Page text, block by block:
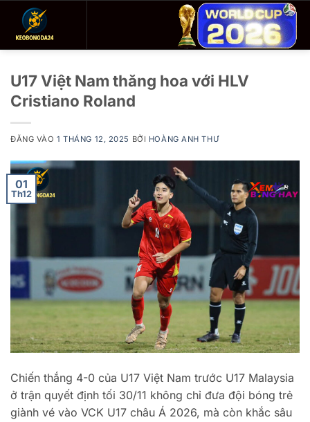
U17 Việt Nam thăng hoa với HLV
Cristiano Roland
ĐĂNG VÀO1 THÁNG 12, 2025 BỞI HOÀNG ANH THƯ
01
Th12
Chiến thắng 4-0 của U17 Việt Nam trước U17 Malaysia
ở trận quyết định tối 30/11 không chỉ đưa đội bóng trẻ
giành vé vào VCK U17 châu Á 2026, mà còn khắc sâu